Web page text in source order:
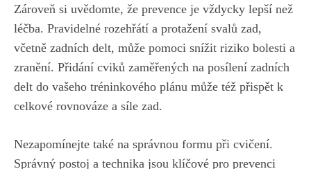
Zároveň si uvědomte, že prevence je vždycky lepší než
léčba. Pravidelné rozehřátí a protažení svalů zad,
včetně zadních delt, může pomoci snížit riziko bolesti a
zranění. Přidání cviků zaměřených na posílení zadních
delt do vašeho tréninkového plánu může též přispět k
celkové rovnováze a síle zad.
Nezapomínejte také na správnou formu při cvičení.
Správný postoj a technika jsou klíčové pro prevenci